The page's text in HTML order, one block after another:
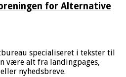
for Alternative
specialiseret i tekster til
være alt fra landingpages,
nyhedsbreve.